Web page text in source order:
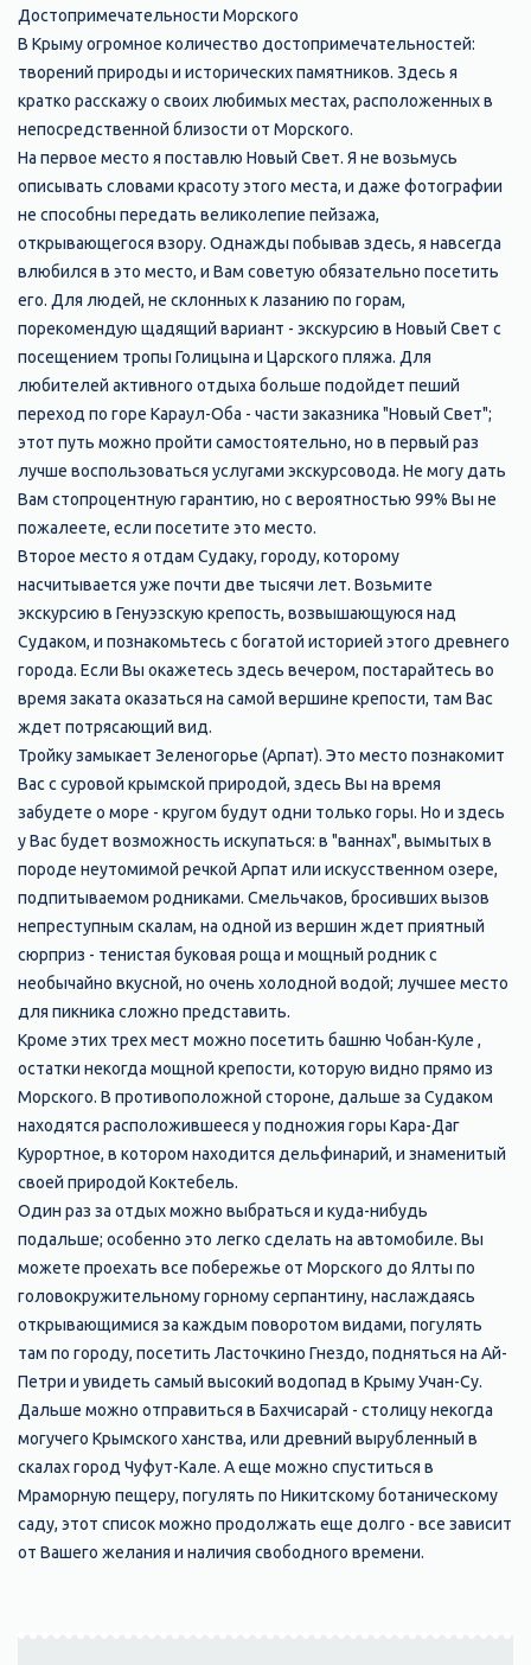
Достопримечательности Морского
В Крыму огромное количество достопримечательностей:
творений природы и исторических памятников. Здесь я
кратко расскажу о своих любимых местах, расположенных в
непосредственной близости от Морского.
На первое место я поставлю Новый Свет. Я не возьмусь
описывать словами красоту этого места, и даже фотографии
не способны передать великолепие пейзажа,
открывающегося взору. Однажды побывав здесь, я навсегда
влюбился в это место, и Вам советую обязательно посетить
его. Для людей, не склонных к лазанию по горам,
порекомендую щадящий вариант - экскурсию в Новый Свет с
посещением тропы Голицына и Царского пляжа. Для
любителей активного отдыха больше подойдет пеший
переход по горе Караул-Оба - части заказника "Новый Свет";
этот путь можно пройти самостоятельно, но в первый раз
лучше воспользоваться услугами экскурсовода. Не могу дать
Вам стопроцентную гарантию, но с вероятностью 99% Вы не
пожалеете, если посетите это место.
Второе место я отдам Судаку, городу, которому
насчитывается уже почти две тысячи лет. Возьмите
экскурсию в Генуэзскую крепость, возвышающуюся над
Судаком, и познакомьтесь с богатой историей этого древнего
города. Если Вы окажетесь здесь вечером, постарайтесь во
время заката оказаться на самой вершине крепости, там Вас
ждет потрясающий вид.
Тройку замыкает Зеленогорье (Арпат). Это место познакомит
Вас с суровой крымской природой, здесь Вы на время
забудете о море - кругом будут одни только горы. Но и здесь
у Вас будет возможность искупаться: в "ваннах", вымытых в
породе неутомимой речкой Арпат или искусственном озере,
подпитываемом родниками. Смельчаков, бросивших вызов
непреступным скалам, на одной из вершин ждет приятный
сюрприз - тенистая буковая роща и мощный родник с
необычайно вкусной, но очень холодной водой; лучшее место
для пикника сложно представить.
Кроме этих трех мест можно посетить башню Чобан-Куле ,
остатки некогда мощной крепости, которую видно прямо из
Морского. В противоположной стороне, дальше за Судаком
находятся расположившееся у подножия горы Кара-Даг
Курортное, в котором находится дельфинарий, и знаменитый
своей природой Коктебель.
Один раз за отдых можно выбраться и куда-нибудь
подальше; особенно это легко сделать на автомобиле. Вы
можете проехать все побережье от Морского до Ялты по
головокружительному горному серпантину, наслаждаясь
открывающимися за каждым поворотом видами, погулять
там по городу, посетить Ласточкино Гнездо, подняться на Ай-
Петри и увидеть самый высокий водопад в Крыму Учан-Су.
Дальше можно отправиться в Бахчисарай - столицу некогда
могучего Крымского ханства, или древний вырубленный в
скалах город Чуфут-Кале. А еще можно спуститься в
Мраморную пещеру, погулять по Никитскому ботаническому
саду, этот список можно продолжать еще долго - все зависит
от Вашего желания и наличия свободного времени.